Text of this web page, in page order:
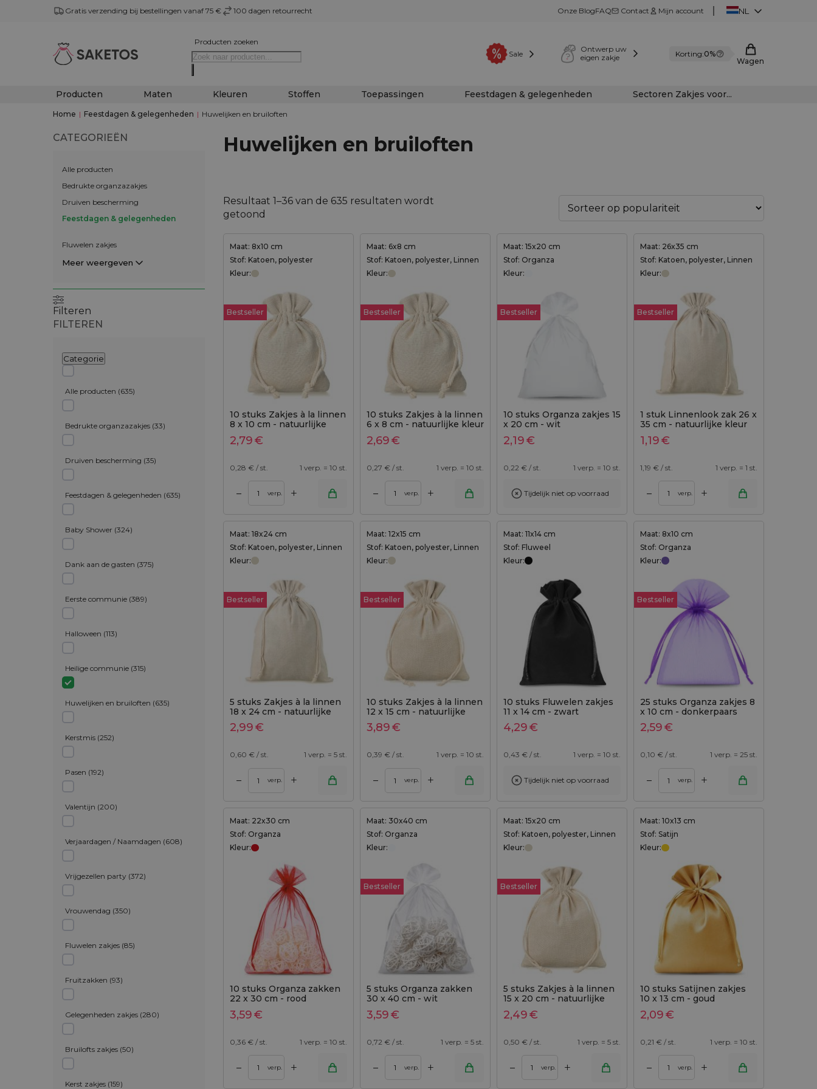
Gratis verzending bij bestellingen vanaf 75 € 100 dagen retourrecht Onze BlogFAQ Contact Mijn account NL
Producten zoeken
Sale
Ontwerp uw
eigen zakje
Korting:0%
Wagen
Producten Maten Kleuren Stoffen Toepassingen Feestdagen & gelegenheden Sectoren Zakjes voor...
Home | Feestdagen & gelegenheden | Huwelijken en bruiloften
CATEGORIEËN
Alle producten
Bedrukte organzazakjes
Druiven bescherming
Feestdagen & gelegenheden
Fluwelen zakjes
Meer weergeven
Filteren
FILTEREN
Categorie
Alle producten (635)
Bedrukte organzazakjes (33)
Druiven bescherming (35)
Feestdagen & gelegenheden (635)
Baby Shower (324)
Dank aan de gasten (375)
Eerste communie (389)
Halloween (113)
Heilige communie (315)
Huwelijken en bruiloften (635)
Kerstmis (252)
Pasen (192)
Valentijn (200)
Verjaardagen / Naamdagen (608)
Vrijgezellen party (372)
Vrouwendag (350)
Fluwelen zakjes (85)
Fruitzakken (93)
Gelegenheden zakjes (280)
Bruilofts zakjes (50)
Kerst zakjes (159)
Huwelijken en bruiloften
Resultaat 1–36 van de 635 resultaten wordt
getoond
Maat: 8x10 cm
Stof: Katoen, polyester
Kleur:
Bestseller
10 stuks Zakjes à la linnen
8 x 10 cm - natuurlijke
kleur
2,79€
0,28 € / st. 1 verp. = 10 st.
– verp. +
aan winkelwagen
Maat: 6x8 cm
Stof: Katoen, polyester, Linnen
Kleur:
Bestseller
10 stuks Zakjes à la linnen
6 x 8 cm - natuurlijke kleur
met dubbele katoenen
koord
2,69€
0,27 € / st. 1 verp. = 10 st.
– verp. +
Toevoegen aan winkelwagen
Maat: 15x20 cm
Stof: Organza
Kleur:
Bestseller
10 stuks Organza zakjes 15
x 20 cm - wit
2,19€
0,22 € / st. 1 verp. = 10 st.
Tijdelijk niet op voorraad
Maat: 26x35 cm
Stof: Katoen, polyester, Linnen
Kleur:
Bestseller
1 stuk Linnenlook zak 26 x
35 cm - natuurlijke kleur
1,19€
1,19 € / st. 1 verp. = 1 st.
– verp. +
Toevoegen aan winkelwagen
Maat: 18x24 cm
Stof: Katoen, polyester, Linnen
Kleur:
Bestseller
5 stuks Zakjes à la linnen
18 x 24 cm - natuurlijke
kleur
2,99€
0,60 € / st. 1 verp. = 5 st.
– verp. +
aan winkelwagen
Maat: 12x15 cm
Stof: Katoen, polyester, Linnen
Kleur:
Bestseller
10 stuks Zakjes à la linnen
12 x 15 cm - natuurlijke
kleur
3,89€
0,39 € / st. 1 verp. = 10 st.
– verp. +
Maat: 11x14 cm
Stof: Fluweel
Kleur:
10 stuks Fluwelen zakjes
11 x 14 cm - zwart
4,29€
0,43 € / st. 1 verp. = 10 st.
Tijdelijk niet op voorraad
Maat: 8x10 cm
Stof: Organza
Kleur:
Bestseller
25 stuks Organza zakjes 8
x 10 cm - donkerpaars
2,59€
0,10 € / st. 1 verp. = 25 st.
– verp. +
Toevoegen aan winkelwagen
Maat: 22x30 cm
Stof: Organza
Kleur:
10 stuks Organza zakken
22 x 30 cm - rood
3,59€
0,36 € / st. 1 verp. = 10 st.
– verp. +
aan winkelwagen
Maat: 30x40 cm
Stof: Organza
Kleur:
Bestseller
5 stuks Organza zakken
30 x 40 cm - wit
3,59€
0,72 € / st. 1 verp. = 5 st.
– verp. +
Maat: 15x20 cm
Stof: Katoen, polyester, Linnen
Kleur:
Bestseller
5 stuks Zakjes à la linnen
15 x 20 cm - natuurlijke
kleur
2,49€
0,50 € / st. 1 verp. = 5 st.
– verp. +
Toevoegen aan winkelwagen
Maat: 10x13 cm
Stof: Satijn
Kleur:
10 stuks Satijnen zakjes
10 x 13 cm - goud
2,09€
0,21 € / st. 1 verp. = 10 st.
– verp. +
Toevoegen aan winkelwagen